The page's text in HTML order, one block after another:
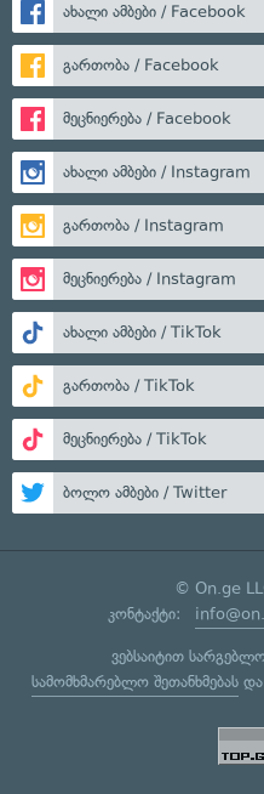
ახალი ამბები / Facebook
გართობა / Facebook
მეცნიერება / Facebook
ახალი ამბები / Instagram
გართობა / Instagram
მეცნიერება / Instagram
ახალი ამბები / TikTok
გართობა / TikTok
მეცნიერება / TikTok
ბოლო ამბები / Twitter
© On.ge
კონტაქტი:
ვებსაიტით
სამომხმარებლო შეთანხმებასდა